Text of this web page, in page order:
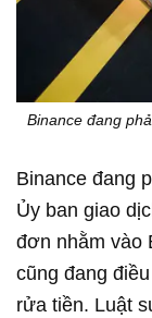
Binance đang
Binance đang
Ủy ban giao
đơn nhằm vào
cũng đang
rửa tiền. Luật